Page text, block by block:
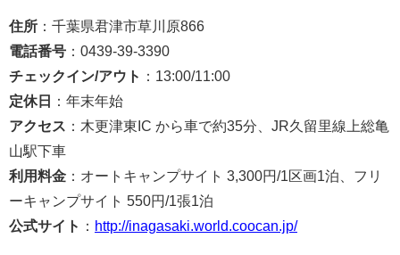
住所 ：千葉県君津市草川原866
電話番号 ：0439-39-3390
チェックイン/アウト ：13:00/11:00
定休日
：年末年始
アクセス ：木更津東IC から車で約35分、JR久留里線上総亀
山駅下車
利用料金 ：オートキャンプサイト 3,300円/1区画1泊、フリ
ーキャンプサイト 550円/1張1泊
公式サイト ： http://inagasaki.world.coocan.jp/